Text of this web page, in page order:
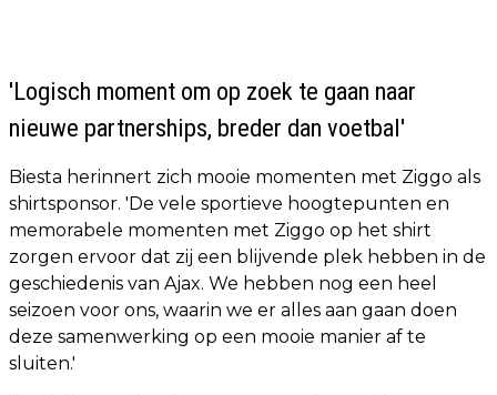
'Logisch moment om op zoek te gaan naar
nieuwe partnerships, breder dan voetbal'
Biesta herinnert zich mooie momenten met Ziggo als
shirtsponsor. 'De vele sportieve hoogtepunten en
memorabele momenten met Ziggo op het shirt
zorgen ervoor dat zij een blijvende plek hebben in de
geschiedenis van Ajax. We hebben nog een heel
seizoen voor ons, waarin we er alles aan gaan doen
deze samenwerking op een mooie manier af te
sluiten.'